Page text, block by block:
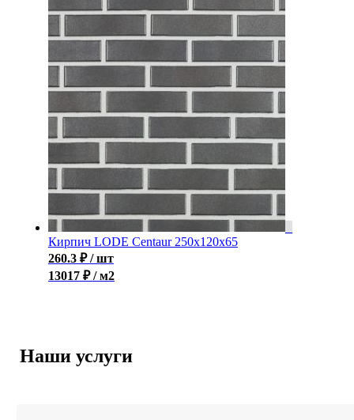
Кирпич LODE Centaur 250x120x65
260.3 ₽ / шт
13017 ₽ / м2
Наши услуги